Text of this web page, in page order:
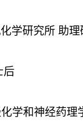
学研究所 助
后
学和神经药